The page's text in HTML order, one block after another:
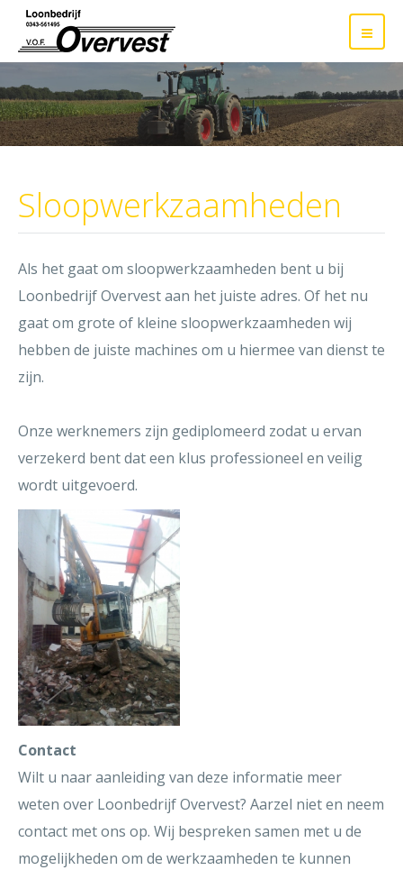
Sloopwerkzaamheden
Als het gaat om sloopwerkzaamheden bent u bij
Loonbedrijf Overvest aan het juiste adres. Of het nu
gaat om grote of kleine sloopwerkzaamheden wij
hebben de juiste machines om u hiermee van dienst te
zijn.
Onze werknemers zijn gediplomeerd zodat u ervan
verzekerd bent dat een klus professioneel en veilig
wordt uitgevoerd.
Contact
Wilt u naar aanleiding van deze informatie meer
weten over Loonbedrijf Overvest? Aarzel niet en neem
contact met ons op. Wij bespreken samen met u de
mogelijkheden om de werkzaamheden te kunnen